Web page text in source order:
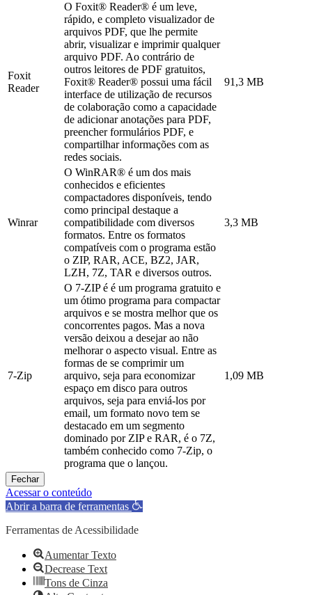
Foxit
Reader
O Foxit® Reader® é um leve,
rápido, e completo visualizador de
arquivos PDF, que lhe permite
abrir, visualizar e imprimir qualquer
arquivo PDF. Ao contrário de
outros leitores de PDF gratuitos,
Foxit® Reader® possui uma fácil
interface de utilização de recursos
de colaboração como a capacidade
de adicionar anotações para PDF,
preencher formulários PDF, e
compartilhar informações com as
redes sociais.
91,3 MB
Winrar
O WinRAR® é um dos mais
conhecidos e eficientes
compactadores disponíveis, tendo
como principal destaque a
compatibilidade com diversos
formatos. Entre os formatos
compatíveis com o programa estão
o ZIP, RAR, ACE, BZ2, JAR,
LZH, 7Z, TAR e diversos outros.
3,3 MB
7-Zip
O 7-ZIP é é um programa gratuito e
um ótimo programa para compactar
arquivos e se mostra melhor que os
concorrentes pagos. Mas a nova
versão deixou a desejar ao não
melhorar o aspecto visual. Entre as
formas de se comprimir um
arquivo, seja para economizar
espaço em disco para outros
arquivos, seja para enviá-los por
email, um formato novo tem se
destacado em um segmento
dominado por ZIP e RAR, é o 7Z,
também conhecido como 7-Zip, o
programa que o lançou.
1,09 MB
Fechar
Acessar o conteúdo
Abrir a barra de ferramentas
Ferramentas de Acessibilidade
Aumentar Texto
Decrease Text
Tons de Cinza